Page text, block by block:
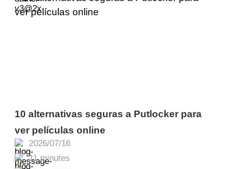
2026/07/16
11 minutes
10 alternativas seguras a Putlocker para
ver películas online